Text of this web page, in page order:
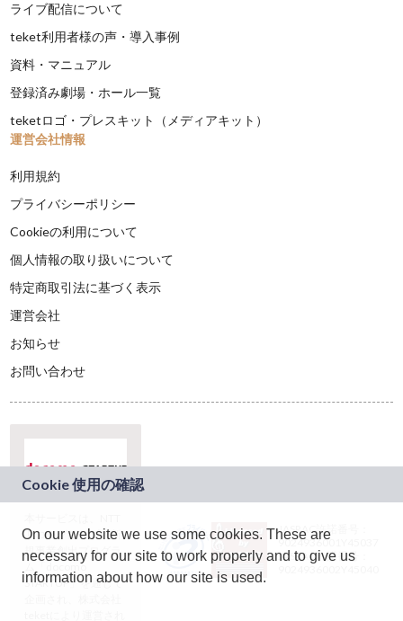
ライブ配信について
teket利用者様の声・導入事例
資料・マニュアル
登録済み劇場・ホール一覧
teketロゴ・プレスキット（メディアキット）
運営会社情報
利用規約
プライバシーポリシー
Cookieの利用について
個人情報の取り扱いについて
特定商取引法に基づく表示
運営会社
お知らせ
お問い合わせ
ドコモグループの新
規事業創出プログラ
ム「docomo
STARTUP」を通じて
JASRAC許諾番号：
9024936001Y45037
JASRAC許諾番号：
On our website we use some cookies. These are
necessary for our site to work properly and to give us
information about how our site is used.